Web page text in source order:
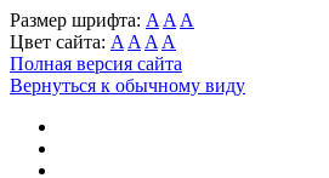
Размер шрифта: A A A
Цвет сайта: A A A A
Полная версия сайта
Вернуться к обычному виду